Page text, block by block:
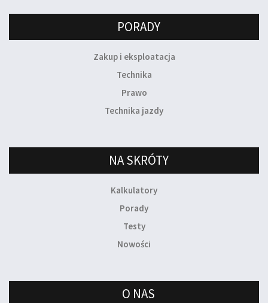
PORADY
Zakup i eksploatacja
Technika
Prawo
Technika jazdy
NA SKRÓTY
Kalkulatory
Porady
Testy
Nowości
O NAS